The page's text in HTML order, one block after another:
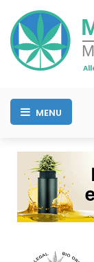
MENU